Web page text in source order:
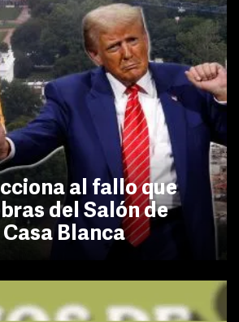
al fallo que
del Salón de
Blanca